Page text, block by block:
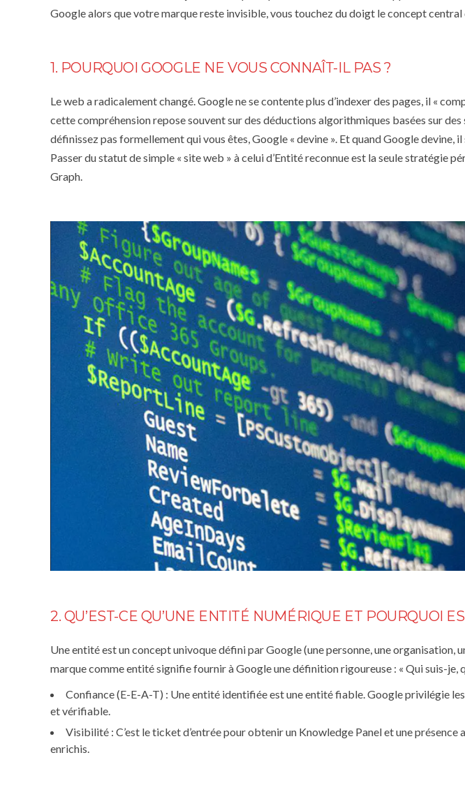
Google alors que votre marque reste invisible, vous touchez du doigt le concept central
1. POURQUOI GOOGLE NE VOUS CONNAÎT-IL PAS ?
Le web a radicalement changé. Google ne se contente plus d’indexer des pages, il «
cette compréhension repose souvent sur des déductions algorithmiques basées sur des
définissez pas formellement qui vous êtes, Google « devine ». Et quand Google devine,
Passer du statut de simple « site web » à celui d’Entité reconnueest la seule stratégie
Graph.
2. QU’EST-CE QU’UNE ENTITÉ NUMÉRIQUE ET POURQUOI
Une entité est un concept univoque défini par Google (une personne, une organisation,
marque comme entité signifie fournir à Google une définition rigoureuse : « Qui suis-je,
Confiance (E-E-A-T) : Une entité identifiée est une entité fiable. Google privilégie
et vérifiable.
Visibilité : C’est le ticket d’entrée pour obtenir un Knowledge Panel et une présence
enrichis.